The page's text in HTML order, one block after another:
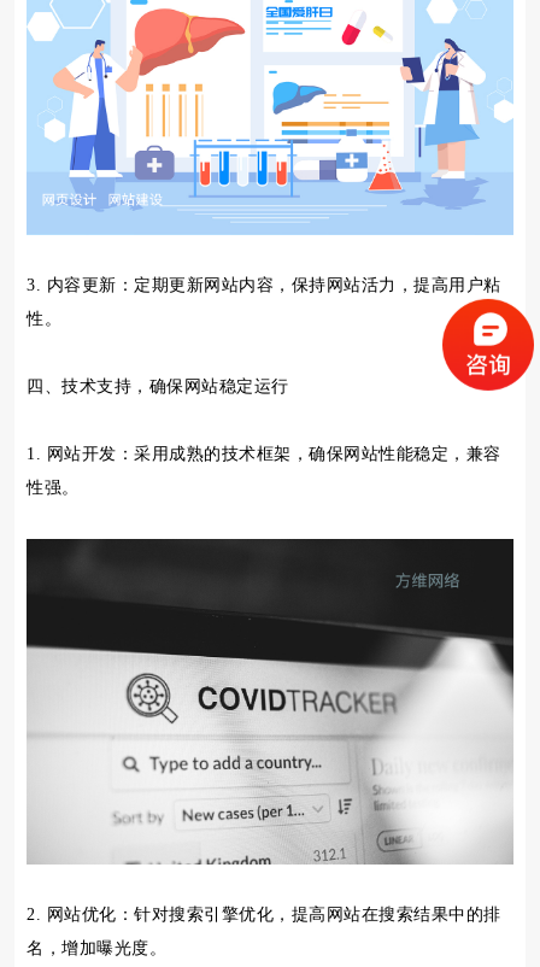
3. 内容更新：定期更新网站内容，保持网站活力，提高用户粘
性。
四、技术支持，确保网站稳定运行
1. 网站开发：采用成熟的技术框架，确保网站性能稳定，兼容
性强。
2. 网站优化：针对搜索引擎优化，提高网站在搜索结果中的排
名，增加曝光度。